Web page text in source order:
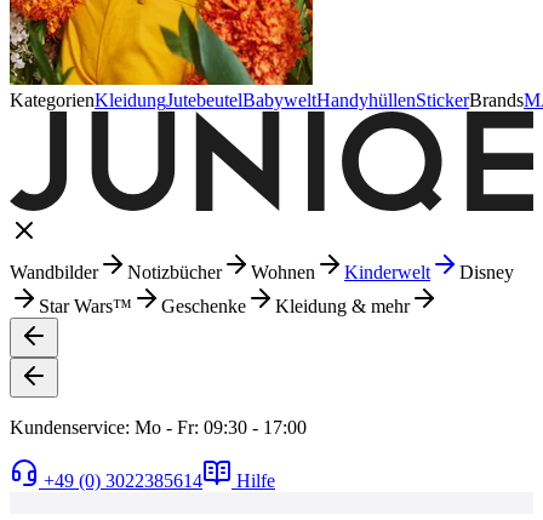
KategorienKleidungJutebeutelBabyweltHandyhüllenStickerBrands
Wandbilder Notizbücher Wohnen Kinderwelt
Disney
Star Wars™
Geschenke Kleidung & mehr
Kundenservice: Mo - Fr: 09:30 - 17:00
+49 (0) 3022385614 Hilfe